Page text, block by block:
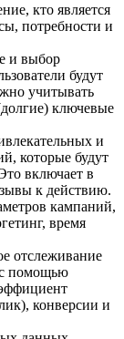
кто является
потребности и
и выбор
будут
учитывать
ключевые
и
которые будут
включает в
к действию.
кампаний,
время
отслеживание
помощью
конверсии и